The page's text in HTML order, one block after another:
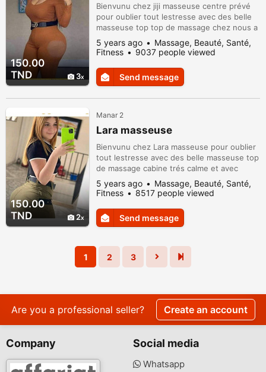
150.00
TND
3
Bienvunu chez jiji masseuse centre prévé
pour oublier tout lestresse avec des belle
masseuse top top de massage chez nous a
manar (2) tel 26010875.25943974
5 years ago
Massage, Beauté, Santé,
Fitness
9037 people viewed
Send message
150.00
TND
2
Manar 2
Lara masseuse
Bienvunu chez Lara masseuse pour oublier
tout lestresse avec des belle masseuse top
de massage cabine trés calme et avec
mousic deux centre prévé tel
46671973.25944082
5 years ago
Massage, Beauté, Santé,
Fitness
8517 people viewed
Send message
1 2 3
Are you a professional seller? Create an account
Company Social media
Whatsapp